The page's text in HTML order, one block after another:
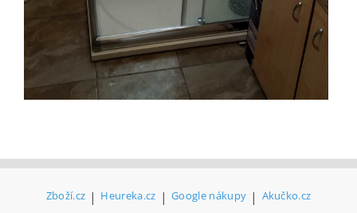
Zboží.cz | Heureka.cz | Google nákupy | Akučko.cz